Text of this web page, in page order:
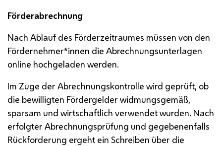
Förderabrechnung
Nach Ablauf des Förderzeitraumes müssen von den
Fördernehmer*innen die Abrechnungsunterlagen
online hochgeladen werden.
Im Zuge der Abrechnungskontrolle wird geprüft, ob
die bewilligten Fördergelder widmungsgemäß,
sparsam und wirtschaftlich verwendet wurden. Nach
erfolgter Abrechnungsprüfung und gegebenenfalls
Rückforderung ergeht ein Schreiben über die